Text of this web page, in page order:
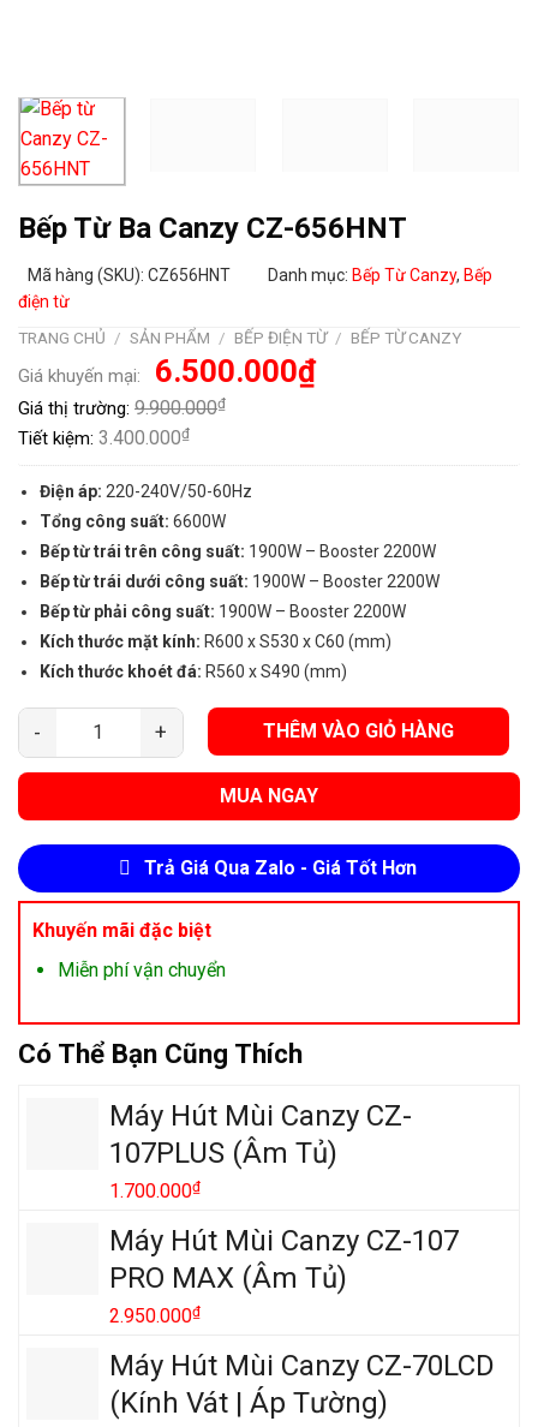
Bếp Từ Ba Canzy CZ-656HNT
Mã hàng (SKU): CZ656HNT Danh mục: Bếp Từ Canzy, Bếp
điện từ
TRANG CHỦ / SẢN PHẨM / BẾP ĐIỆN TỪ / BẾP TỪ CANZY
Giá khuyến mại:
Giá
gốc
là:
9.900.000₫.
6.500.000₫Giá
Giá thị trường: 9.900.000₫
Tiết kiệm: 3.400.000₫
Điện áp: 220-240V/50-60Hz
Tổng công suất: 6600W
Bếp từ trái trên công suất: 1900W – Booster 2200W
Bếp từ trái dưới công suất: 1900W – Booster 2200W
Bếp từ phải công suất: 1900W – Booster 2200W
Kích thước mặt kính: R600 x S530 x C60 (mm)
Kích thước khoét đá: R560 x S490 (mm)
Bếp Từ Ba Canzy CZ-656HNT số lượng
THÊM VÀO GIỎ HÀNG
MUA NGAY
Trả Giá Qua Zalo - Giá Tốt Hơn
Khuyến mãi đặc biệt
Miễn phí vận chuyển
Có Thể Bạn Cũng Thích
Máy Hút Mùi Canzy CZ-
107PLUS (Âm Tủ)
1.700.000₫
Máy Hút Mùi Canzy CZ-107
PRO MAX (Âm Tủ)
2.950.000₫
Máy Hút Mùi Canzy CZ-70LCD
(Kính Vát | Áp Tường)